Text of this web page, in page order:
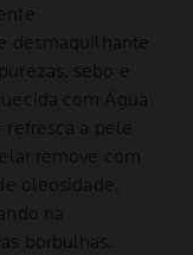
desmaquilhante
sebo e
com Água
refresca a pele
remove com
oleosidade,
na
borbulhas.